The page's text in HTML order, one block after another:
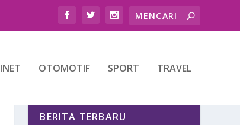
INET OTOMOTIF SPORT TRAVEL
BERITA TERBARU